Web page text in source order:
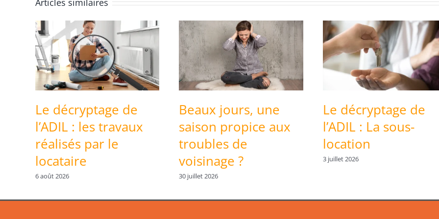
Articles similaires
Le décryptage de
l’ADIL : les travaux
réalisés par le
locataire
6 août 2026
Beaux jours, une
saison propice aux
troubles de
voisinage ?
30 juillet 2026
Le décryptage de
l’ADIL : La sous-
location
3 juillet 2026